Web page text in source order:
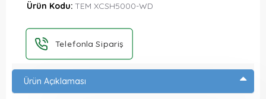
Ürün Kodu: TEM XCSH5000-WD
Telefonla Sipariş
Ürün Açıklaması